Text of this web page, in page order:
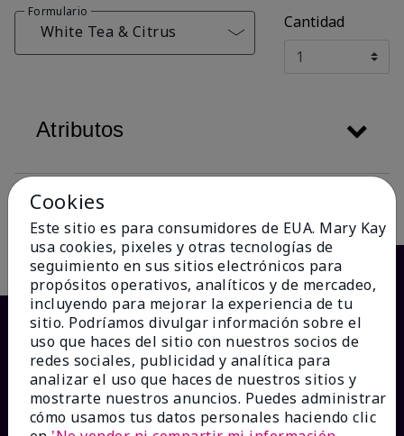
Formulario
White Tea & Citrus Cantidad
Atributos
Descripción
Cookies
Este sitio es para consumidores de EUA. Mary Kay
usa cookies, pixeles y otras tecnologías de
seguimiento en sus sitios electrónicos para
propósitos operativos, analíticos y de mercadeo,
incluyendo para mejorar la experiencia de tu
sitio. Podríamos divulgar información sobre el
uso que haces del sitio con nuestros socios de
redes sociales, publicidad y analítica para
analizar el uso que haces de nuestros sitios y
mostrarte nuestros anuncios. Puedes administrar
cómo usamos tus datos personales haciendo clic